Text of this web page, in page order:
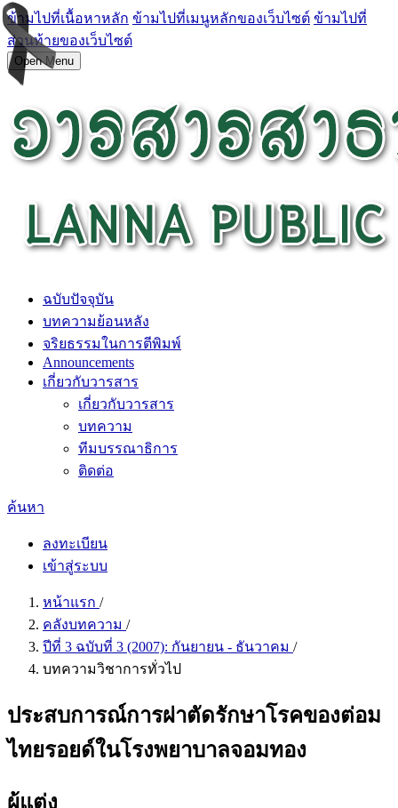
ข้ามไปที่เนื้อหาหลัก ข้ามไปที่เมนูหลักของเว็บไซต์ ข้ามไปที่
ส่วนท้ายของเว็บไซต์
Open Menu
ฉบับปัจจุบัน
บทความย้อนหลัง
จริยธรรมในการตีพิมพ์
Announcements
เกี่ยวกับวารสาร
เกี่ยวกับวารสาร
บทความ
ทีมบรรณาธิการ
ติดต่อ
ค้นหา
ลงทะเบียน
เข้าสู่ระบบ
หน้าแรก /
คลังบทความ /
ปีที่ 3 ฉบับที่ 3 (2007): กันยายน - ธันวาคม /
บทความวิชาการทั่วไป
ประสบการณ์การผ่าตัดรักษาโรคของต่อม
ไทยรอยด์ในโรงพยาบาลจอมทอง
ผู้แต่ง